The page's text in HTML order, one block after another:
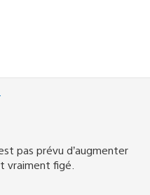
pas prévu d’augmenter
vraiment figé.